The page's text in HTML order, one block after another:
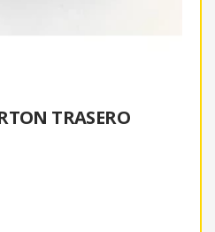
TRASERO